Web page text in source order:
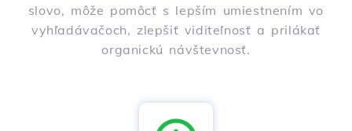
slovo, môže pomôcť s lepším umiestnením vo
vyhľadávačoch, zlepšiť viditeľnosť a prilákať
organickú návštevnosť.